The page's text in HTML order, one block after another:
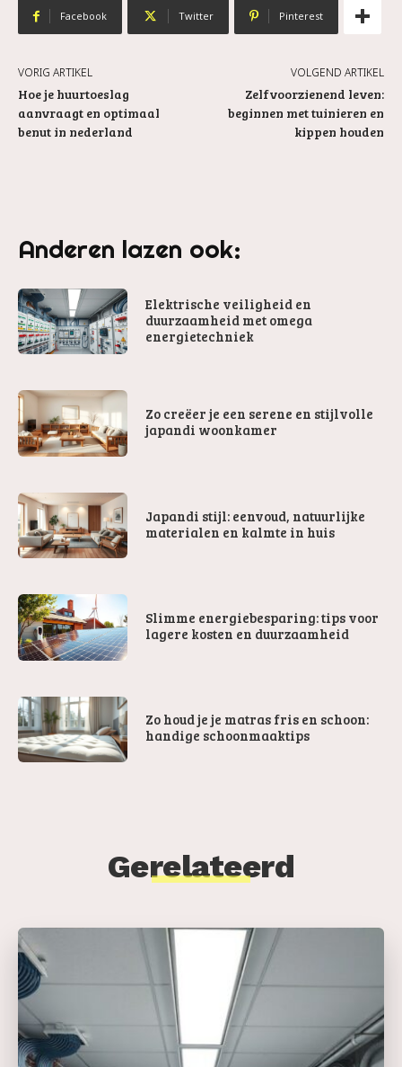
Facebook Twitter Pinterest
VORIG ARTIKEL
Hoe je huurtoeslag
aanvraagt en optimaal
benut in nederland
VOLGEND ARTIKEL
Zelfvoorzienend leven:
beginnen met tuinieren en
kippen houden
Anderen lazen ook:
Elektrische veiligheid en
duurzaamheid met omega
energietechniek
Zo creëer je een serene en stijlvolle
japandi woonkamer
Japandi stijl: eenvoud, natuurlijke
materialen en kalmte in huis
Slimme energiebesparing: tips voor
lagere kosten en duurzaamheid
Zo houd je je matras fris en schoon:
handige schoonmaaktips
Gerelateerd